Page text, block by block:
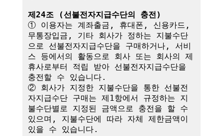
제24조 (선불전자지급수단의 충전)
① 이용자는 계좌출금, 휴대폰, 신용카드,
무통장입금, 기타 회사가 정하는 지불수단
으로 선불전자지급수단을 구매하거나, 서비
스 등에서의 활동으로 회사 또는 회사의 제
휴사로부터 적립 받아 선불전자지급수단을
충전할 수 있습니다.
② 회사가 지정한 지불수단을 통한 선불전
자지급수단 구매는 제1항에서 규정하는 지
불수단별로 지정된 금액으로 충전을 할 수
있으며, 지불수단에 따라 자체 제한금액이
있을 수 있습니다.